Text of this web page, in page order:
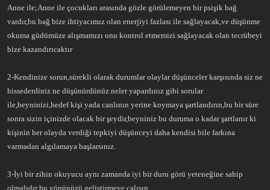
Anne ile;Anne ile çocukları arasında gözle görülemeyen bir psişik bağ
vardır,bu bağ bize ihtiyacımız olan enerjiyi fazlası ile sağlayacak,ve düşünme
okuma güdümüze alışmamızı onu kontrol etmemizi sağlayacak olan tecrübeyi
bize kazandırıcaktır
2-Kendinize sorun,sürekli olarak durumlar olaylar düşünceler karşısında siz ne
hissederdiniz ne düşünürdünüz neler yapardınız gibi sorular
ile,beyninizi,hedef kişi yada canlının yerine koymaya şartlandırın,bu bir süre
sonra sizin içinizde olacak bir şeydir,beyniniz bu duruma o kadar şartlanır ki
kişinin her olayda verdiği tepkiyi düşünceyi daha kendisi bile farkına
varmadan algılamaya başlarsınız.
3-İyi bir zihin okuyucu aynı zamanda iyi bir duru görü yeteneğine sahip
olmalıdır bu yönünüzü geliştirmeye çalışın